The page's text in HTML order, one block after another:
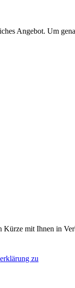
Angebot. Um
Kürze mit Ihnen in
zu